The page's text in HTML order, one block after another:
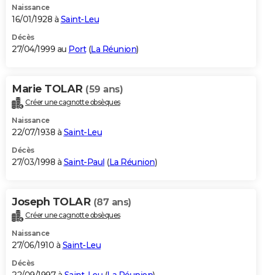
Naissance
16/01/1928 à Saint-Leu
Décès
27/04/1999 au Port(La Réunion)
Marie TOLAR (59 ans)
Créer une cagnotte obsèques
Naissance
22/07/1938 à Saint-Leu
Décès
27/03/1998 à Saint-Paul (La Réunion)
Joseph TOLAR (87 ans)
Créer une cagnotte obsèques
Naissance
27/06/1910 à Saint-Leu
Décès